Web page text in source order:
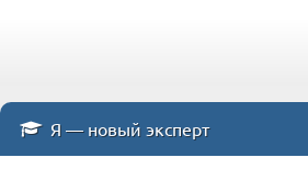
Я — новый эксперт